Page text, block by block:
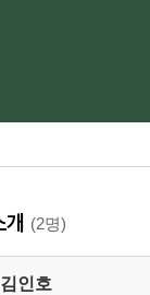
(2명)
김인호